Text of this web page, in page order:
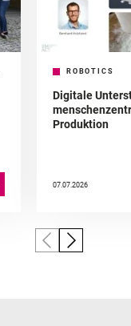
ROBOTICS
Digitale
Produktion
07.07.2026